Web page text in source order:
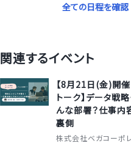
全ての日程を確認
関連するイベント
【8月21日(金)開
トーク】データ戦
んな部署？仕事内
裏側
株式会社ベガコーポ